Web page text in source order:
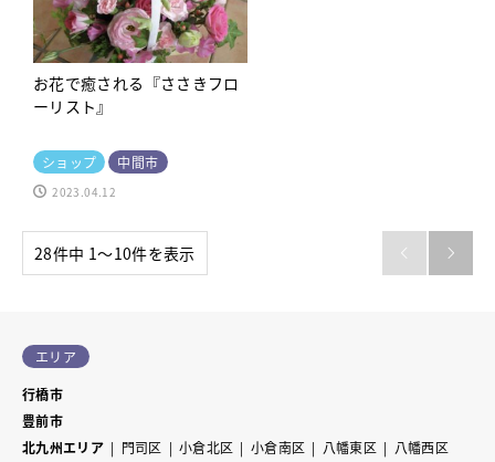
お花で癒される『ささきフロ
ーリスト』
ショップ 中間市
2023.04.12
28件中 1〜10件を表示  
エリア
行橋市
豊前市
北九州エリア
門司区 小倉北区 小倉南区 八幡東区
八幡西区